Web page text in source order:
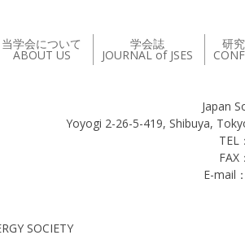
当学会について
ABOUT US
学会誌
JOURNAL of JSES
研
Japan
Yoyogi 2-26-5-419, Shibuya,
TEL
FAX
E-mail
SOCIETY